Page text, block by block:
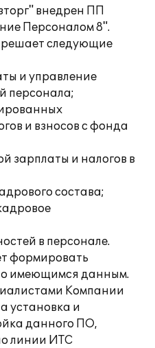
внедрен ПП
Персоналом 8".
следующие
и управление
персонала;
и взносов с фонда
зарплаты и налогов в
состава;
в персонале.
формировать
имеющимся данным.
Компании
установка и
данного ПО,
линии ИТС